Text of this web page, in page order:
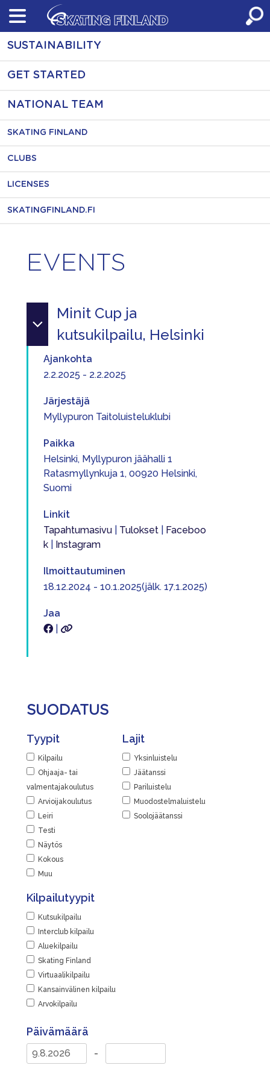
Skip
content
SUSTAINABILITY
GET STARTED
NATIONAL TEAM
SKATING FINLAND
CLUBS
LICENSES
SKATINGFINLAND.FI
EVENTS
Minit Cup ja
kutsukilpailu, Helsinki
Ajankohta
2.2.2025 - 2.2.2025
Järjestäjä
Myllypuron Taitoluisteluklubi
Paikka
Helsinki, Myllypuron jäähalli 1
Ratasmyllynkuja 1, 00920 Helsinki,
Suomi
Linkit
Tapahtumasivu
Tulokset
Faceboo
k
Instagram
Ilmoittautuminen
18.12.2024 - 10.1.2025(jälk. 17.1.2025)
Jaa
SUODATUS
Tyypit
Kilpailu
Ohjaaja- tai
valmentajakoulutus
Arvioijakoulutus
Leiri
Testi
Näytös
Kokous
Muu
Lajit
Yksinluistelu
Jäätanssi
Pariluistelu
Muodostelmaluistelu
Soolojäätanssi
Kilpailutyypit
Kutsukilpailu
Interclub kilpailu
Aluekilpailu
Skating Finland
Virtuaalikilpailu
Kansainvälinen kilpailu
Arvokilpailu
Päivämäärä
-